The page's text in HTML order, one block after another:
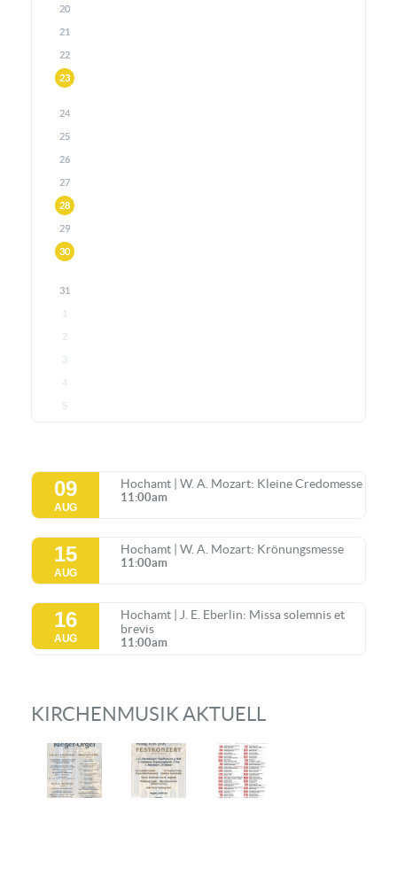
20
21
22
23
24
25
26
27
28
29
30
31
1
2
3
4
5
09
AUG
Hochamt | W. A. Mozart: Kleine Credomesse
11:00am
15
AUG
Hochamt | W. A. Mozart: Krönungsmesse
11:00am
16
AUG
Hochamt | J. E. Eberlin: Missa solemnis et
brevis
11:00am
KIRCHENMUSIK AKTUELL